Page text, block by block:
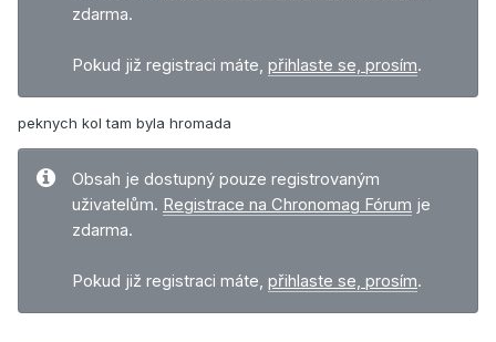
zdarma.
Pokud již registraci máte, přihlaste se, prosím.
peknych kol tam byla hromada
Obsah je dostupný pouze registrovaným
uživatelům. Registrace na Chronomag Fórum je
zdarma.
Pokud již registraci máte, přihlaste se, prosím.